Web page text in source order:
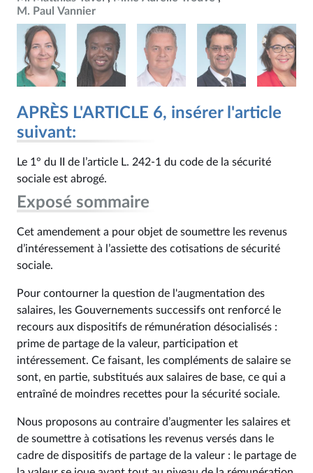
M. Paul Vannier
APRÈS L'ARTICLE 6, insérer l'article
suivant:
Le 1° du II de l’article L. 242-1 du code de la sécurité
sociale est abrogé.
Exposé sommaire
Cet amendement a pour objet de soumettre les revenus
d’intéressement à l’assiette des cotisations de sécurité
sociale.
Pour contourner la question de l'augmentation des
salaires, les Gouvernements successifs ont renforcé le
recours aux dispositifs de rémunération désocialisés :
prime de partage de la valeur, participation et
intéressement. Ce faisant, les compléments de salaire se
sont, en partie, substitués aux salaires de base, ce qui a
entraîné de moindres recettes pour la sécurité sociale.
Nous proposons au contraire d’augmenter les salaires et
de soumettre à cotisations les revenus versés dans le
cadre de dispositifs de partage de la valeur : le partage de